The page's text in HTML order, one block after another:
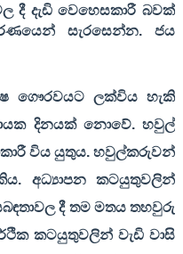
දී දැඩි වෙහෙසකාරී බවක්
සැරසෙන්න. ජය
ගෞරවයට ලක්විය හැකි
දිනයක් නොවේ. හවුල්
විය යුතුය. හවුල්කරුවන්
අධ්‍යාපන කටයුතුවලින්
දී තම මතය තහවුරු
කටයුතුවලින් වැඩි වාසි